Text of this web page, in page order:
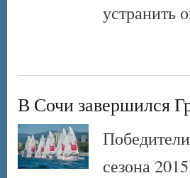
устранить
В Сочи завершился
сезона